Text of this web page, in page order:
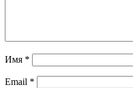
Имя *
Email *